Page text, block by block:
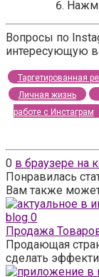
Вопросы по
интересующую
Таргетированная
Личная жизнь
работе с Инстаграм
0 в браузере на
Понравилась
Вам также
blog 0
Продажа
Продающая
сделать